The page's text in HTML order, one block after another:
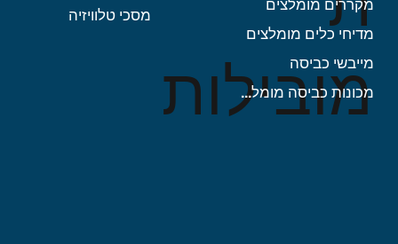
מובילות
מסכי טלוויזיה
מקררים מומלצים
מדיחי כלים מומלצים
מייבשי כביסה
מכונות כביסה מומלצות